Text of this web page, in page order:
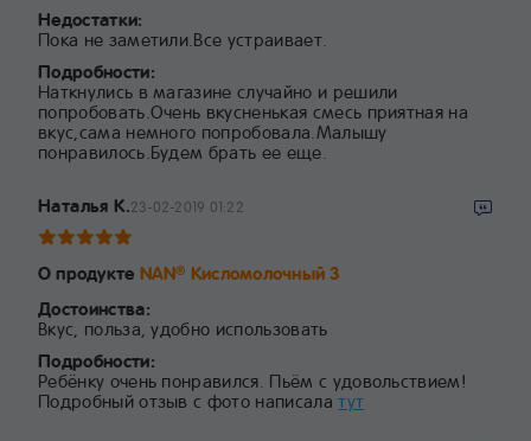
Недостатки:
Пока не заметили.Все устраивает.
Подробности:
Наткнулись в магазине случайно и решили
попробовать.Очень вкусненькая смесь приятная на
вкус,сама немного попробовала.Малышу
понравилось.Будем брать ее еще.
Наталья К.23-02-2019 01:22
О продукте NAN® Кисломолочный 3
Достоинства:
Вкус, польза, удобно использовать
Подробности:
Ребёнку очень понравился. Пьём с удовольствием!
Подробный отзыв с фото написалатут